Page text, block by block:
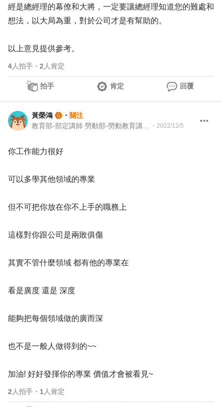
經是總經理的幕僚和大將，一定要讓總經理知道您的難處和
想法，以大局為重，對於公司才是有幫助的。
以上意見提供參考。
4人拍手 ・ 2 人肯定
拍手 肯定 回覆
黃榮鴻 ・ 關注
・ 2022/12/5
你工作能力很好
可以多學其他領域的專業
但不可把你放在你不上手的職務上
這樣對你跟公司是兩敗俱傷
其實不管什麼領域 都有他的專業在
看是廣度 還是 深度
能夠把每個領域做的廣而深
也不是一般人做得到的~~
加油! 好好發揮你的專業 價值才會被看見~
2 人拍手 ・ 1 人肯定